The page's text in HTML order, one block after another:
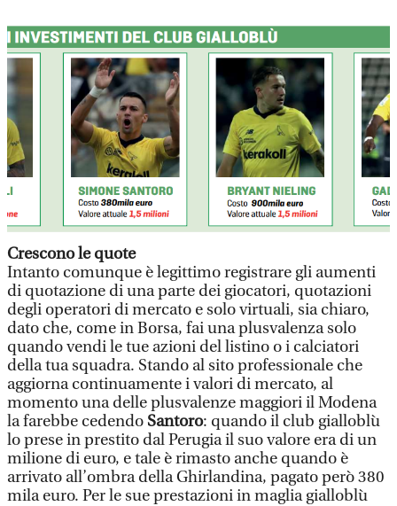
Crescono le quote
Intanto comunque è legittimo registrare gli aumenti
di quotazione di una parte dei giocatori, quotazioni
degli operatori di mercato e solo virtuali, sia chiaro,
dato che, come in Borsa, fai una plusvalenza solo
quando vendi le tue azioni del listino o i calciatori
della tua squadra. Stando al sito professionale che
aggiorna continuamente i valori di mercato, al
momento una delle plusvalenze maggiori il Modena
la farebbe cedendo Santoro: quando il club gialloblù
lo prese in prestito dal Perugia il suo valore era di un
milione di euro, e tale è rimasto anche quando è
arrivato all’ombra della Ghirlandina, pagato però 380
mila euro. Per le sue prestazioni in maglia gialloblù